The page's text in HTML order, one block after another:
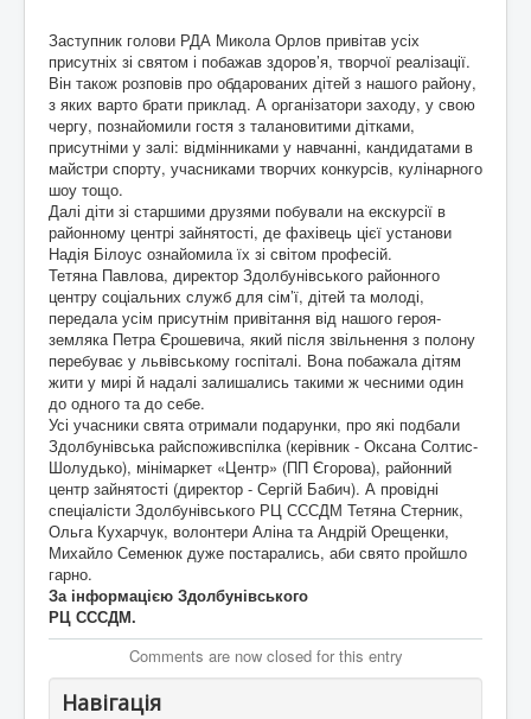
Заступник голови РДА Микола Орлов привітав усіх
присутніх зі святом і побажав здоров’я, творчої реалізації.
Він також розповів про обдарованих дітей з нашого району,
з яких варто брати приклад. А організатори заходу, у свою
чергу, познайомили гостя з талановитими дітками,
присутніми у залі: відмінниками у навчанні, кандидатами в
майстри спорту, учасниками творчих конкурсів, кулінарного
шоу тощо.
Далі діти зі старшими друзями побували на екскурсії в
районному центрі зайнятості, де фахівець цієї установи
Надія Білоус ознайомила їх зі світом професій.
Тетяна Павлова, директор Здолбунівського районного
центру соціальних служб для сім’ї, дітей та молоді,
передала усім присутнім привітання від нашого героя-
земляка Петра Єрошевича, який після звільнення з полону
перебуває у львівському госпіталі. Вона побажала дітям
жити у мирі й надалі залишались такими ж чесними один
до одного та до себе.
Усі учасники свята отримали подарунки, про які подбали
Здолбунівська райспоживспілка (керівник - Оксана Солтис-
Шолудько), мінімаркет «Центр» (ПП Єгорова), районний
центр зайнятості (директор - Сергій Бабич). А провідні
спеціалісти Здолбунівського РЦ СССДМ Тетяна Стерник,
Ольга Кухарчук, волонтери Аліна та Андрій Орещенки,
Михайло Семенюк дуже постарались, аби свято пройшло
гарно.
За інформацією Здолбунівського
РЦ СССДМ.
Comments are now closed for this entry
Навігація